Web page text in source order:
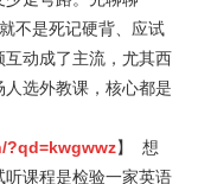
不是死记硬背、应试
动成了主流，尤其西
选外教课，核心都是
?qd=kwgwwz】 想
课程是检验一家英语